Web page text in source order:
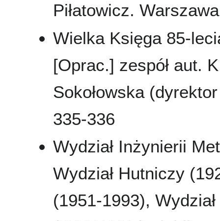
Piłatowicz.
Wielka Księga 85-
[Oprac.] zespół aut.
Sokołowska
335-336
Wydział Inżynierii
Wydział Hutniczy
(1951-1993),